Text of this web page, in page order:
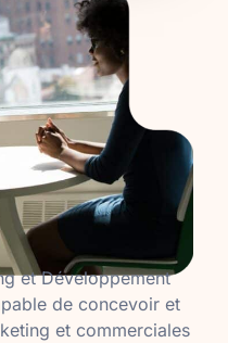
et Développement
de concevoir et
et commerciales